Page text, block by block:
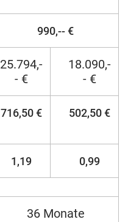
990,-- €
25.794,-
- €
18.090,-
- €
716,50 € 502,50 €
1,19 0,99
36 Monate